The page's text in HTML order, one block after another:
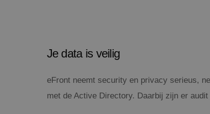
Je data is veilig
eFront neemt security en privacy serieus,
met de Active Directory. Daarbij zijn er